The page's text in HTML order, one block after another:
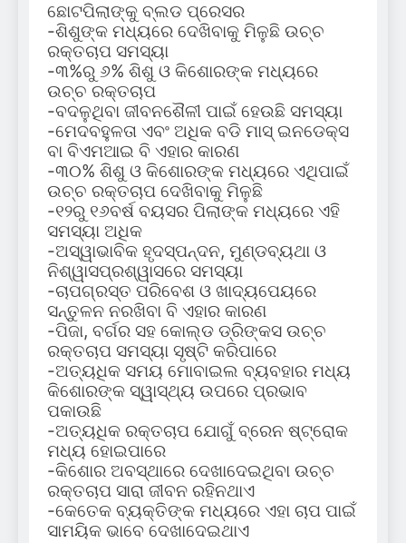
ଛୋଟପିଲାଙ୍କୁ ବ୍ଲଡ ପ୍ରେସର
-ଶିଶୁଙ୍କ ମଧ୍ୟରେ ଦେଖିବାକୁ ମିଳୁଛି ଉଚ୍ଚ
ରକ୍ତଚାପ ସମସ୍ୟା
-୩%ରୁ ୬% ଶିଶୁ ଓ କିଶୋରଙ୍କ ମଧ୍ୟରେ
ଉଚ୍ଚ ରକ୍ତଚାପ
-ବଦଳୁଥିବା ଜୀବନଶୈଳୀ ପାଇଁ ହେଉଛି ସମସ୍ୟା
-ମେଦବହୁଳତା ଏବଂ ଅଧିକ ବଡି ମାସ୍ ଇନଡେକ୍ସ
ବା ବିଏମଆଇ ବି ଏହାର କାରଣ
-୩୦% ଶିଶୁ ଓ କିଶୋରଙ୍କ ମଧ୍ୟରେ ଏଥିପାଇଁ
ଉଚ୍ଚ ରକ୍ତଚାପ ଦେଖିବାକୁ ମିଳୁଛି
-୧୨ରୁ ୧୬ବର୍ଷ ବୟସର ପିଲାଙ୍କ ମଧ୍ୟରେ ଏହି
ସମସ୍ୟା ଅଧିକ
-ଅସ୍ୱାଭାବିକ ହୃଦସ୍ପନ୍ଦନ, ମୁଣ୍ଡବ୍ୟଥା ଓ
ନିଶ୍ୱାସପ୍ରଶ୍ୱାସରେ ସମସ୍ୟା
-ଚାପଗ୍ରସ୍ତ ପରିବେଶ ଓ ଖାଦ୍ୟପେୟରେ
ସନ୍ତୁଳନ ନରଖିବା ବି ଏହାର କାରଣ
-ପିଜା, ବର୍ଗର ସହ କୋଲ୍ଡ ଡ୍ରିଙ୍କସ ଉଚ୍ଚ
ରକ୍ତଚାପ ସମସ୍ୟା ସୃଷ୍ଟି କରିପାରେ
-ଅତ୍ୟଧିକ ସମୟ ମୋବାଇଲ ବ୍ୟବହାର ମଧ୍ୟ
କିଶୋରଙ୍କ ସ୍ୱାସ୍ଥ୍ୟ ଉପରେ ପ୍ରଭାବ
ପକାଉଛି
-ଅତ୍ୟଧିକ ରକ୍ତଚାପ ଯୋଗୁଁ ବ୍ରେନ ଷ୍ଟ୍ରୋକ
ମଧ୍ୟ ହୋଇପାରେ
-କିଶୋର ଅବସ୍ଥାରେ ଦେଖାଦେଇଥିବା ଉଚ୍ଚ
ରକ୍ତଚାପ ସାରା ଜୀବନ ରହିନଥାଏ
-କେତେକ ବ୍ୟକ୍ତିଙ୍କ ମଧ୍ୟରେ ଏହା ଚାପ ପାଇଁ
ସାମୟିକ ଭାବେ ଦେଖାଦେଇଥାଏ